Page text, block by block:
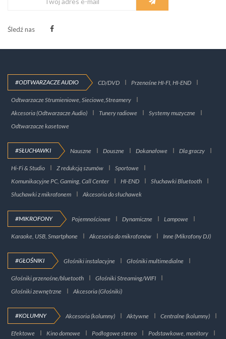
Śledź nas
#ODTWARZACZE AUDIO CD/DVD Przenośne HI-FI, HI-END
Odtwarzacze Strumieniowe, Sieciowe,Streamery
Akcesoria (Odtwarzacze Audio)
Tunery radiowe
Systemy muzyczne
Odtwarzacze kasetowe
#SŁUCHAWKI Nauszne Douszne Dokanałowe Dla graczy
Hi-Fi & Studio Z redukcją szumów
Sportowe
Komunikacyjne PC, Gaming, Call Center
HI-END
Słuchawki Bluetooth
Słuchawki z mikrofonem
Akcesoria do słuchawek
#MIKROFONY Pojemnościowe Dynamiczne Lampowe
Karaoke, USB, Smartphone Akcesoria do mikrofonów Inne (Mikrofony DJ)
#GŁOŚNIKI Głośniki instalacyjne Głośniki multimedialne
Głośniki przenośne/bluetooth
Głośniki Streaming/WIFI
Głośniki zewnętrzne
Akcesoria (Głośniki)
#KOLUMNY Akcesoria (kolumny) Aktywne Centralne (kolumny)
Efektowe Kino domowe Podłogowe stereo Podstawkowe, monitory